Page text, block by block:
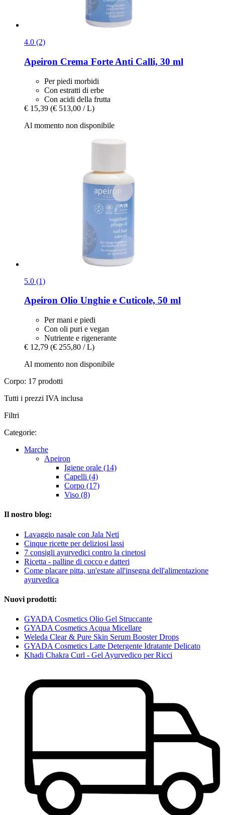
4.0 (2)
Apeiron Crema Forte Anti Calli, 30 ml
Per piedi morbidi
Con estratti di erbe
Con acidi della frutta
€ 15,39 (€ 513,00 / L)
Al momento non disponibile
5.0 (1)
Apeiron Olio Unghie e Cuticole, 50 ml
Per mani e piedi
Con oli puri e vegan
Nutriente e rigenerante
€ 12,79 (€ 255,80 / L)
Al momento non disponibile
Corpo: 17 prodotti
Tutti i prezzi IVA inclusa
Filtri
Categorie:
Marche
Apeiron
Igiene orale (14)
Capelli (4)
Corpo (17)
Viso (8)
Il nostro blog:
Lavaggio nasale con Jala Neti
Cinque ricette per deliziosi lassi
7 consigli ayurvedici contro la cinetosi
Ricetta - palline di cocco e datteri
Come placare pitta, un'estate all'insegna dell'alimentazione
ayurvedica
Nuovi prodotti:
GYADA Cosmetics Olio Gel Struccante
GYADA Cosmetics Acqua Micellare
Weleda Clear & Pure Skin Serum Booster Drops
GYADA Cosmetics Latte Detergente Idratante Delicato
Khadi Chakra Curl - Gel Ayurvedico per Ricci